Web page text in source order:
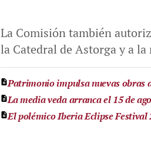
La Comisión también
la Catedral de Astorga y a
Patrimonio impulsa nuevas obras
La media veda arranca el 15 de
El polémico Iberia Eclipse